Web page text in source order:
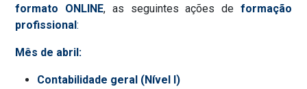
formato ONLINE, as seguintes ações deformação
profissional:
Mês de abril:
Contabilidade geral (Nível I)